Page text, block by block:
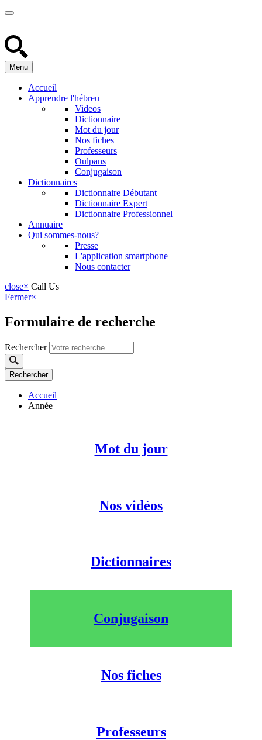
Menu
Accueil
Apprendre l'hébreu
Videos
Dictionnaire
Mot du jour
Nos fiches
Professeurs
Oulpans
Conjugaison
Dictionnaires
Dictionnaire Débutant
Dictionnaire Expert
Dictionnaire Professionnel
Annuaire
Qui sommes-nous?
Presse
L'application smartphone
Nous contacter
close× Call Us
Fermer×
Formulaire de recherche
Rechercher
Accueil
Année
Mot du jour
Nos vidéos
Dictionnaires
Conjugaison
Nos fiches
Professeurs